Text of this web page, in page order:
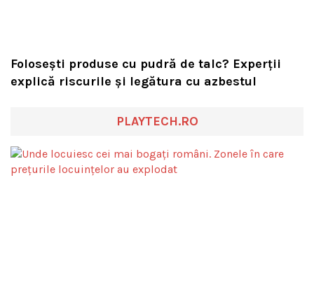
Folosești produse cu pudră de talc? Experții
explică riscurile și legătura cu azbestul
PLAYTECH.RO